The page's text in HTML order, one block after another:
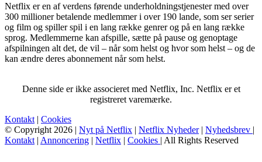
Netflix er en af verdens førende underholdningstjenester med over
300 millioner betalende medlemmer i over 190 lande, som ser serier
og film og spiller spil i en lang række genrer og på en lang række
sprog. Medlemmerne kan afspille, sætte på pause og genoptage
afspilningen alt det, de vil – når som helst og hvor som helst – og de
kan ændre deres abonnement når som helst.
Denne side er ikke associeret med Netflix, Inc. Netflix er et
registreret varemærke.
Kontakt | Cookies
© Copyright 2026 | Nyt på Netflix | Netflix Nyheder| Nyhedsbrev |
Kontakt | Annoncering | Netflix | Cookies | All Rights Reserved